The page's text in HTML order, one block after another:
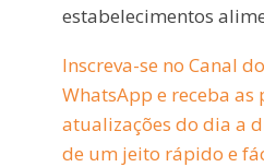
estabelecimentos
Inscreva-se no Canal
WhatsApp e receba as
atualizações do dia a
de um jeito rápido e